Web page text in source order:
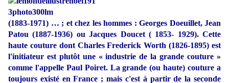
(1883-1971) … ; et chez les hommes : Georges Doeuillet, Jean
Patou (1887-1936) ou Jacques Doucet ( 1853- 1929). Cette
haute couture dont Charles Frederick Worth (1826-1895) est
l'initiateur est plutôt une « industrie de la grande couture »
comme l'appelle Paul Poiret. La grande (ou haute) couture a
toujours existé en France ; mais c'est à partir de la seconde